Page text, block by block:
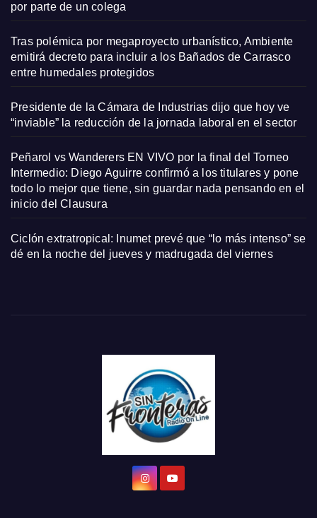
por parte de un colega
Tras polémica por megaproyecto urbanístico, Ambiente
emitirá decreto para incluir a los Bañados de Carrasco
entre humedales protegidos
Presidente de la Cámara de Industrias dijo que hoy ve
“inviable” la reducción de la jornada laboral en el sector
Peñarol vs Wanderers EN VIVO por la final del Torneo
Intermedio: Diego Aguirre confirmó a los titulares y pone
todo lo mejor que tiene, sin guardar nada pensando en el
inicio del Clausura
Ciclón extratropical: Inumet prevé que “lo más intenso” se
dé en la noche del jueves y madrugada del viernes